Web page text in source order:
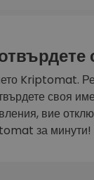
Портфейл
и опростен
своята крипто
Kriptomat.
своя
вие
за минути!